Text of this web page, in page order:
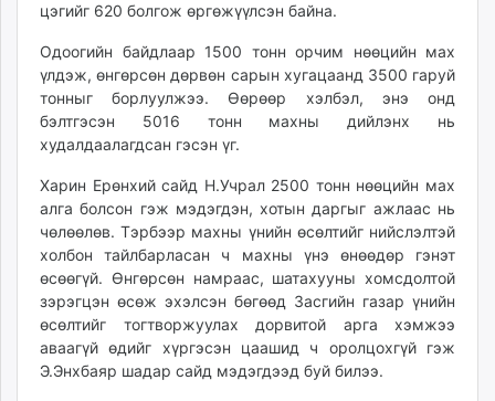
цэгийг 620 болгож өргөжүүлсэн байна.
Одоогийн байдлаар 1500 тонн орчим нөөцийн мах
үлдэж, өнгөрсөн дөрвөн сарын хугацаанд 3500 гаруй
тонныг борлуулжээ. Өөрөөр хэлбэл, энэ онд
бэлтгэсэн 5016 тонн махны дийлэнх нь
худалдаалагдсан гэсэн үг.
Харин Ерөнхий сайд Н.Учрал 2500 тонн нөөцийн мах
алга болсон гэж мэдэгдэн, хотын даргыг ажлаас нь
чөлөөлөв. Тэрбээр махны үнийн өсөлтийг нийслэлтэй
холбон тайлбарласан ч махны үнэ өнөөдөр гэнэт
өсөөгүй. Өнгөрсөн намраас, шатахууны хомсдолтой
зэрэгцэн өсөж эхэлсэн бөгөөд Засгийн газар үнийн
өсөлтийг тогтворжуулах дорвитой арга хэмжээ
аваагүй өдийг хүргэсэн цаашид ч оролцохгүй гэж
Э.Энхбаяр шадар сайд мэдэгдээд буй билээ.